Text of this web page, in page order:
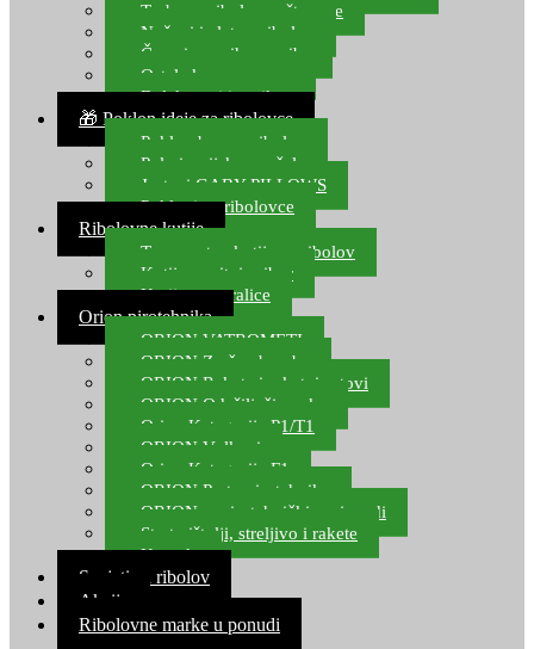
Torbe za ribolovne štapove
Noževi i alat za ribolov
Čamci za prihranu ribe
Ostala kamp oprema
Dalekozori i optika
🎁 Poklon ideje za ribolovce
Poklon bon za ribolov
Polarizacijske naočale
Jastuci GABY PILLOWS
Pokloni za ribolovce
Ribolovne kutije
Transportne kutije za ribolov
Kutije za sitni pribor
Kutije za varalice
Orion pirotehnika
ORION VATROMETI
ORION Zračne bombe
ORION Rakete i raketni setovi
ORION Odašiljači zvuka
Orion Kategorija P1/T1
ORION Vulkani
Orion Kategorija F1
ORION Party pirotehnika
ORION nepirotehnički proizvodi
Start pištolji, streljivo i rakete
Kontakt
Savjeti za ribolov
Akcija
Ribolovne marke u ponudi